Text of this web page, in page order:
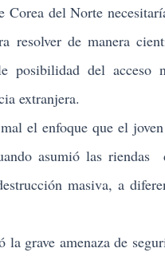
del Norte
resolver de manera
posibilidad del acceso
extranjera.
el enfoque que el
asumió las
masiva, a
grave amenaza de